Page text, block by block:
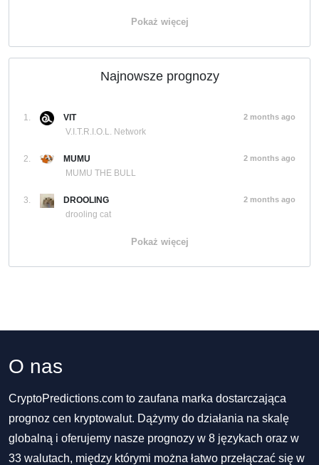
Pokaż więcej
Najnowsze prognozy
1.
VIT
V.I.T.R.I.O.L. Network
2 months ago
2.
MUMU
MUMU THE BULL
2 months ago
3.
DROOLING
drooling cat
2 months ago
Pokaż więcej
O nas
CryptoPredictions.com to zaufana marka dostarczająca
prognoz cen kryptowalut. Dążymy do działania na skalę
globalną i oferujemy nasze prognozy w 8 językach oraz w
33 walutach, między którymi można łatwo przełączać się w